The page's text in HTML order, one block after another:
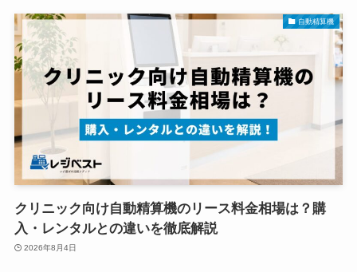
自動精算機
クリニック向け自動精算機のリース料金相場は？購
入・レンタルとの違いを徹底解説
2026年8月4日